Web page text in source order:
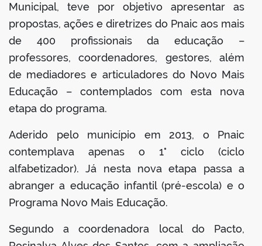
Municipal, teve por objetivo apresentar as
propostas, ações e diretrizes do Pnaic aos mais
de 400 profissionais da educação –
professores, coordenadores, gestores, além
de mediadores e articuladores do Novo Mais
Educação – contemplados com esta nova
etapa do programa.
Aderido pelo município em 2013, o Pnaic
contemplava apenas o 1° ciclo (ciclo
alfabetizador). Já nesta nova etapa passa a
abranger a educação infantil (pré-escola) e o
Programa Novo Mais Educação.
Segundo a coordenadora local do Pacto,